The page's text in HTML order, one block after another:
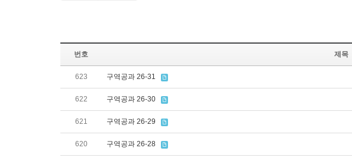
번호 제목
623 구역공과 26-31
622 구역공과 26-30
621 구역공과 26-29
620 구역공과 26-28